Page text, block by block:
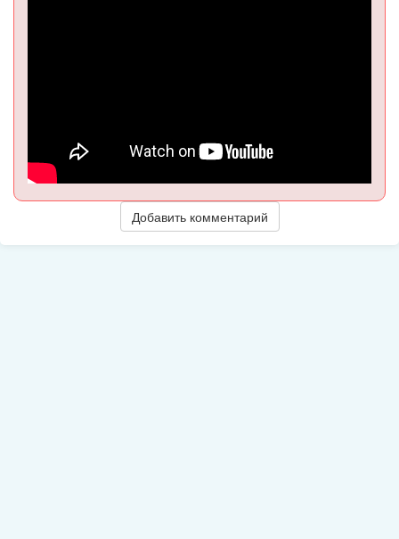
Добавить комментарий